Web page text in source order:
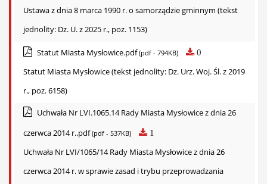
Ustawa z dnia 8 marca 1990 r. o samorządzie gminnym (tekst
jednolity: Dz. U. z 2025 r., poz. 1153)
Statut Miasta Mysłowice.pdf(pdf - 794KB) 0
Statut Miasta Mysłowice (tekst jednolity: Dz. Urz. Woj. Śl. z 2019
r., poz. 6158)
Uchwała Nr LVI.1065.14 Rady Miasta Mysłowice z dnia 26
czerwca 2014 r..pdf(pdf - 537KB) 1
Uchwała Nr LVI/1065/14 Rady Miasta Mysłowice z dnia 26
czerwca 2014 r. w sprawie zasad i trybu przeprowadzania